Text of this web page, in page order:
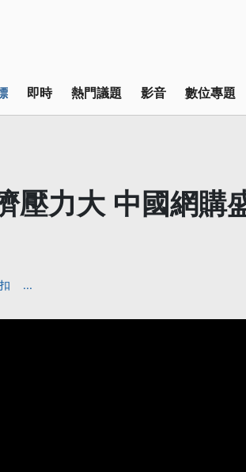
即時 熱門議題 影音 數位專題
壓力大 中國網購
...